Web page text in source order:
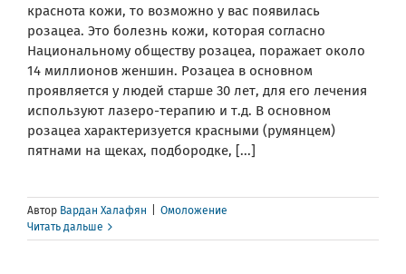
краснота кожи, то возможно у вас появилась
розацеа. Это болезнь кожи, которая согласно
Национальному обществу розацеа, поражает около
14 миллионов женшин. Розацеа в основном
проявляется у людей старше 30 лет, для его лечения
используют лазеро-терапию и т.д. В основном
розацеа характеризуется красными (румянцем)
пятнами на щеках, подбородке, [...]
Автор Вардан Халафян
Омоложение
Читать дальше